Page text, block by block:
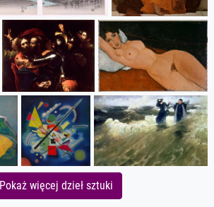
Pokaż więcej dzieł sztuki